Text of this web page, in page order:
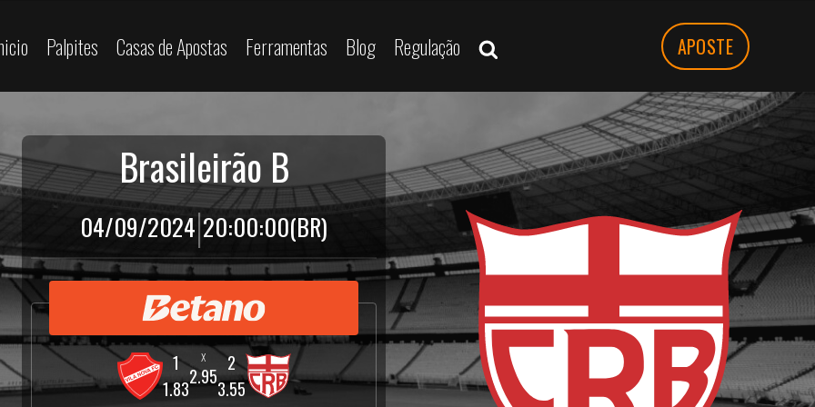
APOSTE
Palpites Casas de Apostas Ferramentas Blog Regulação
Brasileirão B
04/09/2024|20:00:00(BR)
1.83
2.95
3.55